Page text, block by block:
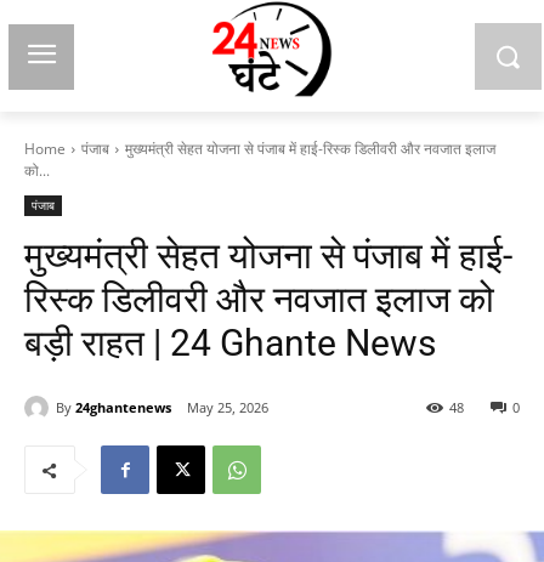
Home पंजाब
मुख्यमंत्री सेहत योजना से पंजाब में हाई-रिस्क डिलीवरी और नवजात इलाज
को...
पंजाब
मुख्यमंत्री सेहत योजना से पंजाब में हाई-
रिस्क डिलीवरी और नवजात इलाज को
बड़ी राहत | 24 Ghante News
By 24ghantenews May 25, 2026 0
48